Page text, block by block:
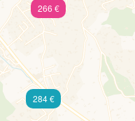
266 €
284 €